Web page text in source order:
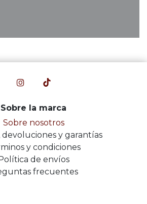
Sobre la marca
Sobre nosotros
devoluciones y garantías
y condiciones
de envíos
frecuentes